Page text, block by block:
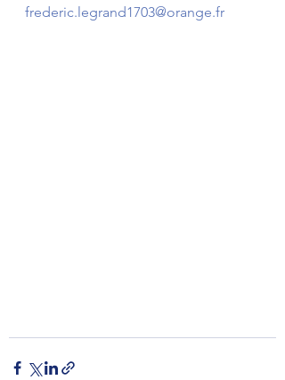
frederic.legrand1703@orange.fr